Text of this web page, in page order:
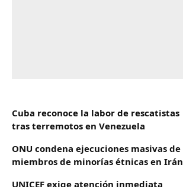
Cuba reconoce la labor de rescatistas
tras terremotos en Venezuela
ONU condena ejecuciones masivas de
miembros de minorías étnicas en Irán
UNICEF exige atención inmediata